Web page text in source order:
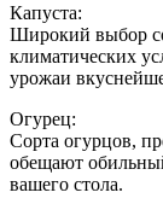
Капуста:
Широкий выбор
климатических
урожаи
Огурец:
Сорта огурцов,
обещают
вашего стола.